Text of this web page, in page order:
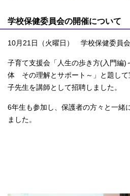
学校保健委員会の開催について
10月21日（火曜日） 学校保健委員会
子育て支援会「人生の歩き方(入門編)
体 その理解とサポート～」と題し
子先生を講師として招聘しました。
6年生も参加し、保護者の方々と一緒
ました。